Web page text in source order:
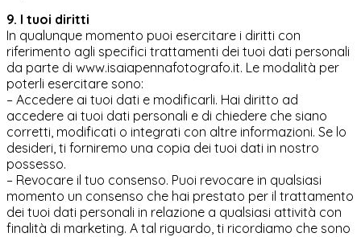
9. I tuoi diritti
In qualunque momento puoi esercitare i diritti con
riferimento agli specifici trattamenti dei tuoi dati personali
da parte di www.isaiapennafotografo.it. Le modalità per
poterli esercitare sono:
– Accedere ai tuoi dati e modificarli. Hai diritto ad
accedere ai tuoi dati personali e di chiedere che siano
corretti, modificati o integrati con altre informazioni. Se lo
desideri, ti forniremo una copia dei tuoi dati in nostro
possesso.
– Revocare il tuo consenso. Puoi revocare in qualsiasi
momento un consenso che hai prestato per il trattamento
dei tuoi dati personali in relazione a qualsiasi attività con
finalità di marketing. A tal riguardo, ti ricordiamo che sono